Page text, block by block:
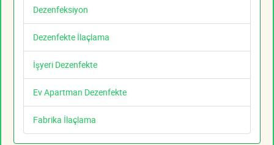
Dezenfeksiyon
Dezenfekte İlaçlama
İşyeri Dezenfekte
Ev Apartman Dezenfekte
Fabrika İlaçlama